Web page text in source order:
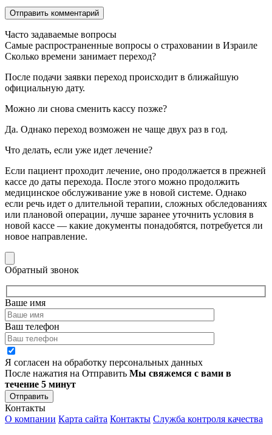
Часто задаваемые вопросы
Самые распространенные вопросы о страховании в Израиле
Сколько времени занимает переход?
После подачи заявки переход происходит в ближайшую
официальную дату.
Можно ли снова сменить кассу позже?
Да. Однако переход возможен не чаще двух раз в год.
Что делать, если уже идет лечение?
Если пациент проходит лечение, оно продолжается в прежней
кассе до даты перехода. После этого можно продолжить
медицинское обслуживание уже в новой системе. Однако
если речь идет о длительной терапии, сложных обследованиях
или плановой операции, лучше заранее уточнить условия в
новой кассе — какие документы понадобятся, потребуется ли
новое направление.
Обратный звонок
Ваше имя
Ваш телефон
Я согласен на обработку персональных данных
После нажатия на Отправить Мы свяжемся с вами в
течение 5 минут
Отправить
Контакты
О компании Карта сайта Контакты Служба контроля качества